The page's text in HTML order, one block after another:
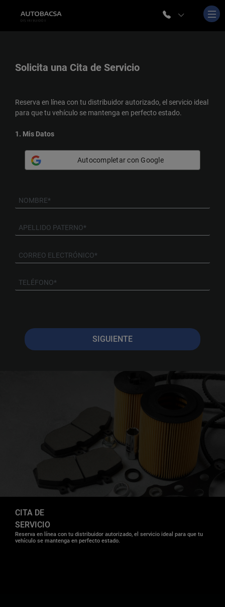
Solicita una Cita de Servicio
Reserva en línea con tu distribuidor autorizado, el servicio ideal
para que tu vehículo se mantenga en perfecto estado.
1. Mis Datos
Autocompletar con Google
SIGUIENTE
CITA DE
SERVICIO
Reserva en línea con tu distribuidor autorizado, el servicio ideal para que tu
vehículo se mantenga en perfecto estado.